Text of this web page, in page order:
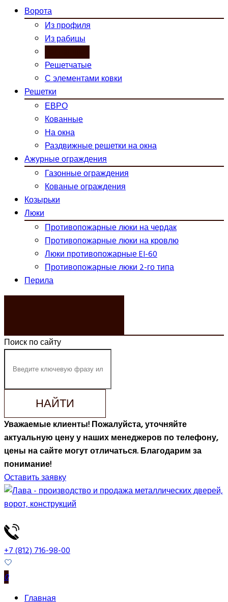
Ворота
Из профиля
Из рабицы
Решетчатые
С элементами ковки
Решетки
ЕВРО
Кованные
На окна
Раздвижные решетки на окна
Ажурные ограждения
Газонные ограждения
Кованые ограждения
Козырьки
Люки
Противопожарные люки на чердак
Противопожарные люки на кровлю
Люки противопожарные EI-60
Противопожарные люки 2-го типа
Перила
Поиск по сайту
НАЙТИ
Уважаемые клиенты! Пожалуйста, уточняйте
актуальную цену у наших менеджеров по телефону,
цены на сайте могут отличаться. Благодарим за
понимание!
Оставить заявку
+7 (812) 716-98-00
0
Главная